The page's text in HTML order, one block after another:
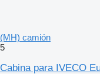
(MH) camión
5
Cabina para IVECO